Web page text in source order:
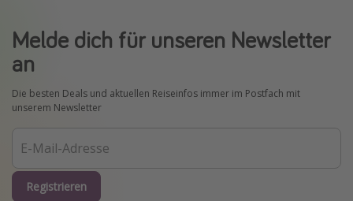
Melde dich für unseren Newsletter
an
Die besten Deals und aktuellen Reiseinfos immer im Postfach mit
unserem Newsletter
Registrieren